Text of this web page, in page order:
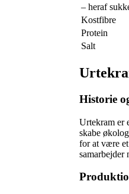
– heraf
Kostfibre
Protein
Salt
Historie
Urtekram er
skabe
for at være
samarbejder